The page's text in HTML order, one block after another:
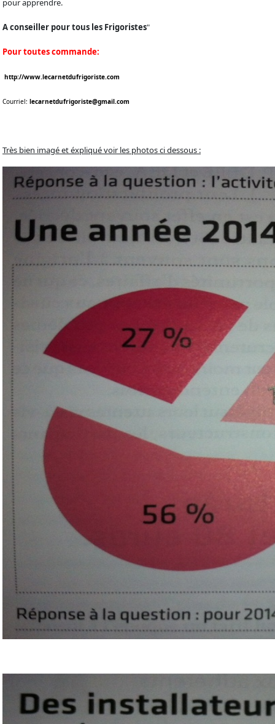
pour apprendre.
A conseiller pour tous les Frigoristes"
Pour toutes commande:
http://www.lecarnetdufrigoriste.com
Courriel: lecarnetdufrigoriste@gmail.com
Très bien imagé et éxpliqué voir les photos ci dessous :